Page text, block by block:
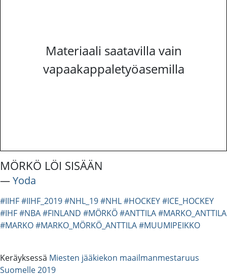
Materiaali saatavilla vain
vapaakappaletyöasemilla
MÖRKÖ LÖI SISÄÄN
―Yoda
#IIHF#IIHF_2019#NHL_19#NHL#HOCKEY#ICE_HOCKEY
#IHF#NBA#FINLAND #MÖRKÖ#ANTTILA#MARKO_ANTTILA
#MARKO#MARKO_MÖRKÖ_ANTTILA#MUUMIPEIKKO
Keräyksessä Miesten jääkiekon maailmanmestaruus
Suomelle 2019